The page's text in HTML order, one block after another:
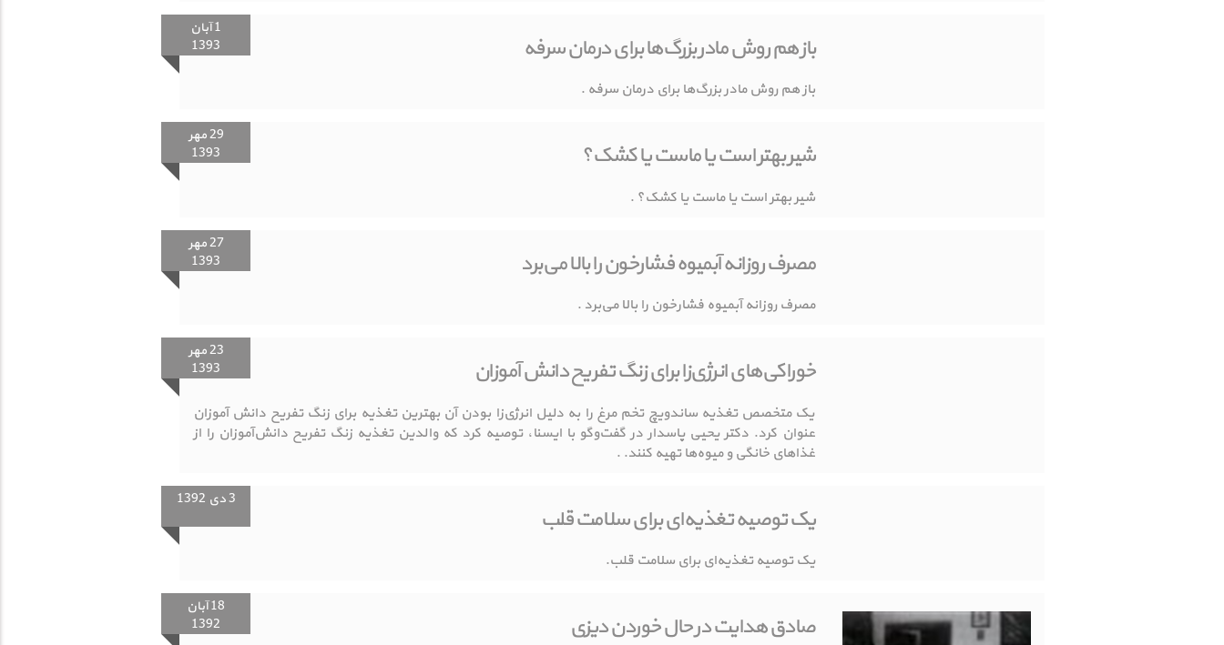
باز هم روش مادر بزرگ‌ها برای درمان سرفه
1 آبان
1393
باز هم روش مادر بزرگ‌ها برای درمان سرفه .
شیر بهتر است یا ماست یا کشک؟
29 مهر
1393
شیر بهتر است یا ماست یا کشک؟ .
مصرف روزانه آبمیوه فشارخون را بالا می‌برد
27 مهر
1393
مصرف روزانه آبمیوه فشارخون را بالا می‌برد .
خوراکی‌های انرژی‌زا برای زنگ تفریح دانش آموزان
23 مهر
1393
یک متخصص تغذیه ساندویچ تخم مرغ را به دلیل انرژی‌زا بودن آن بهترین تغذیه برای زنگ تفریح دانش آموزان
عنوان کرد. دکتر یحیی پاسدار در گفت‌وگو با ايسنا، توصیه کرد که والدین تغذیه زنگ تفریح دانش‌آموزان را از
غذاهای خانگی و میوه‌ها تهیه کنند. .
یک توصیه تغذیه‌ای برای سلامت قلب
3 دی 1392
یک توصیه تغذیه‌ای برای سلامت قلب.
صادق هدایت در حال خوردن دیزی
18 آبان
1392